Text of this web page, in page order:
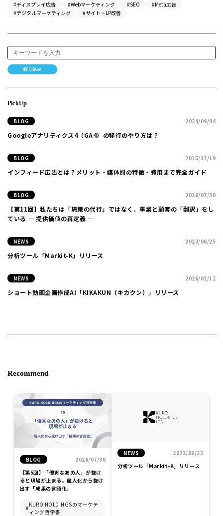
ディスプレイ広告
Webマーケティング SEO
Meta広告
デジタルマーケティング
サイト・LP改善
絞り込み
PickUp
BLOG 2024/09/04
Googleアナリティクス4（GA4）の移行のやり方は？
BLOG 2025/12/19
インフィード広告とは？メリット・媒体別の特徴・費用まで完全ガイド
BLOG 2026/07/30
【第11回】私たちは「施策の代行」ではなく、事業と顧客の「翻訳」をし
ている ― 提供価値の再定義 ―
NEWS 2023/06/25
分析ツール「Markit-K」リリース
NEWS 2026/02/12
ショート動画企画作成AI「KIKAKUN（キカクン）」リリース
Recommend
BLOG
2026/07/30
【第5回】「優秀なあの人」が抜け
ると現場が止まる。属人化から抜け
出す「成果の言語化」
KURO HOLDINGSのマーケテ
ィング哲学書
NEWS
2023/06/25
分析ツール「Markit-K」リリース